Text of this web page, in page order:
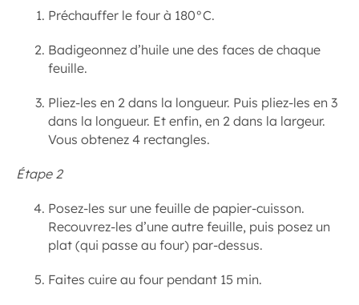
Préchauffer le four à 180°C.
Badigeonnez d’huile une des faces de chaque
feuille.
Pliez-les en 2 dans la longueur. Puis pliez-les en 3
dans la longueur. Et enfin, en 2 dans la largeur.
Vous obtenez 4 rectangles.
Étape 2
Posez-les sur une feuille de papier-cuisson.
Recouvrez-les d’une autre feuille, puis posez un
plat (qui passe au four) par-dessus.
Faites cuire au four pendant 15 min.